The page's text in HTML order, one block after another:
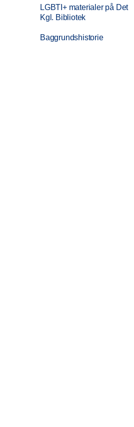
LGBTI+ materialer på Det
Kgl. Bibliotek
Baggrundshistorie